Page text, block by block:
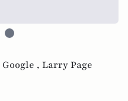
Google , Larry Page